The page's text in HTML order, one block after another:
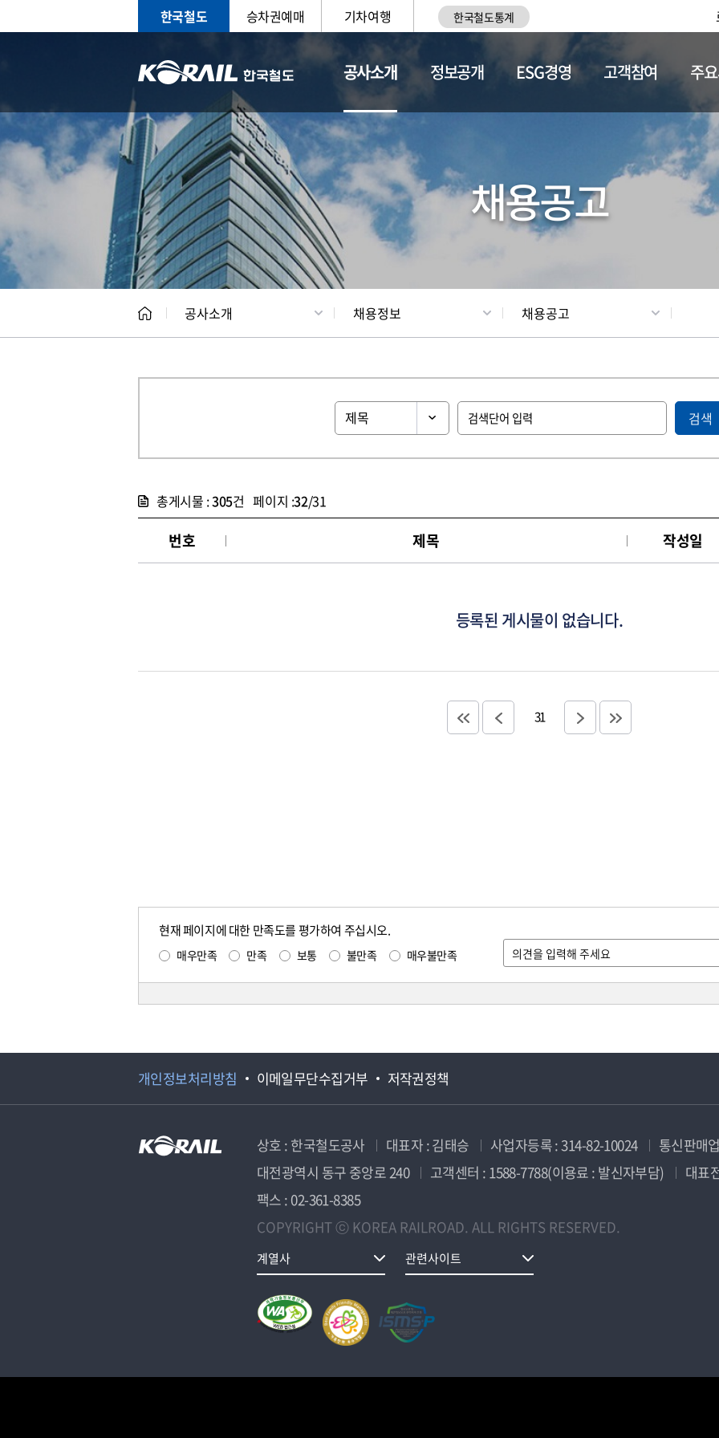
한국철도 승차권예매 기차여행 한국철도통계
공사소개
CEO 일반현황 채용정보
정보공개 ESG경영 고객참여 주
채용공고
공사소개 채용정보 채용공고
검색
총게시물 :305건 페이지 :32/31
번호 제목 작성일
등록된 게시물이 없습니다.
31
현재 페이지에 대한 만족도를 평가하여 주십시오.
매우만족 만족 보통 불만족 매우불만족
개인정보처리방침 이메일무단수집거부 저작권정책
상호 : 한국철도공사 대표자 : 김태승 사업자등록 : 314-82-10024
통신판매
대전광역시 동구 중앙로 240
고객센터 : 1588-7788(이용료 : 발신자부담)
대표
팩스 : 02-361-8385
COPYRIGHT ⓒ KOREA RAILROAD. ALL RIGHTS RESERVED.
계열사 관련사이트